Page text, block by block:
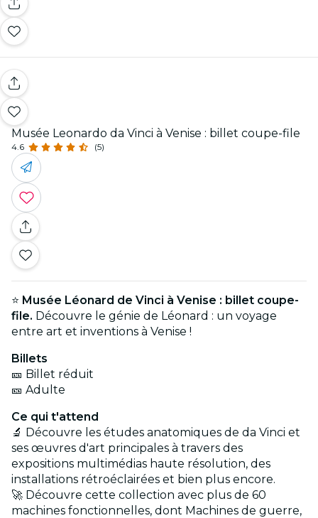
Musée Leonardo da Vinci à Venise : billet coupe-file
4.6 (5)
⭐ Musée Léonard de Vinci à Venise : billet coupe-
file. Découvre le génie de Léonard : un voyage
entre art et inventions à Venise !
Billets
🎫 Billet réduit
🎫 Adulte
Ce qui t'attend
🔬 Découvre les études anatomiques de da Vinci et
ses œuvres d'art principales à travers des
expositions multimédias haute résolution, des
installations rétroéclairées et bien plus encore.
🚀 Découvre cette collection avec plus de 60
machines fonctionnelles, dont Machines de guerre,